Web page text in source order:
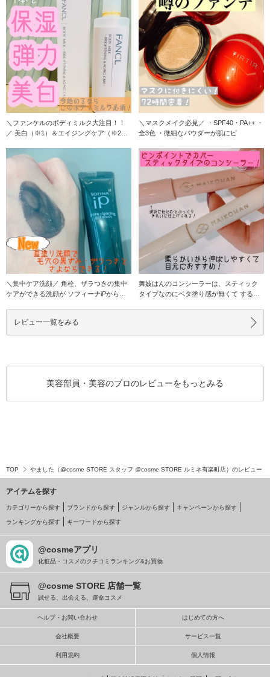
＼ファンケルのボディミルク大注目！！
／ 美白（※1）＆エイジングケア（※2）
＼マスクメイク必見／ ・SPF40・PA++ ・
全3色 ・微細なパウダーが肌にピ
＼集中ケア洗顔／ 角栓、ザラつきの集中
ケアができる洗顔が ソフィーナiPから登
舞妓はんのコンシーラーは、スティック
タイプなのにベタ塗り感が無くて するー
レビュー一覧をみる
美容部員・美容のプロのレビューをもっとみる
TOP やました（@cosme STORE スタッフ @cosme STORE ルミネ有楽町店）のレビュー
アイテムを探す
カテゴリーから探す ブランドから探す ジャンルから探す キャンペーンから探す
ランキングから探す キーワードから探す
@cosmeアプリ
化粧品・コスメのクチコミランキング&お買物
@cosme STORE 店舗一覧
試せる、出会える、運命コスメ
ヘルプ・お問い合わせ はじめての方へ
会社概要 サービス一覧
利用規約 個人情報